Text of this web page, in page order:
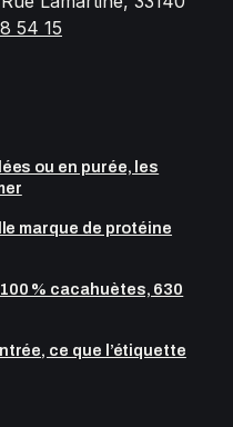
54 15
ou en purée, les
marque de protéine
% cacahuètes, 630
ce que l’étiquette